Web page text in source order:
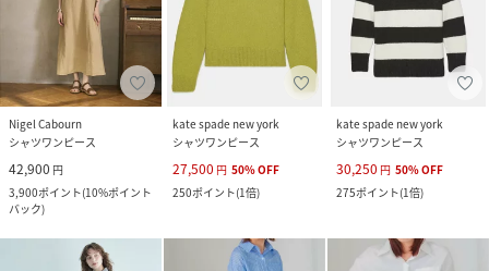
Nigel Cabourn
シャツワンピース
42,900 円
3,900ポイント(10%ポイント
バック)
kate spade new york
シャツワンピース
27,500 円 50%OFF
250ポイント(1倍)
kate spade new york
シャツワンピース
30,250 円 50%OFF
275ポイント(1倍)